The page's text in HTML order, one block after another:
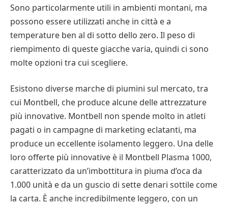
Sono particolarmente utili in ambienti montani, ma
possono essere utilizzati anche in città e a
temperature ben al di sotto dello zero. Il peso di
riempimento di queste giacche varia, quindi ci sono
molte opzioni tra cui scegliere.
Esistono diverse marche di piumini sul mercato, tra
cui Montbell, che produce alcune delle attrezzature
più innovative. Montbell non spende molto in atleti
pagati o in campagne di marketing eclatanti, ma
produce un eccellente isolamento leggero. Una delle
loro offerte più innovative è il Montbell Plasma 1000,
caratterizzato da un’imbottitura in piuma d’oca da
1.000 unità e da un guscio di sette denari sottile come
la carta. È anche incredibilmente leggero, con un